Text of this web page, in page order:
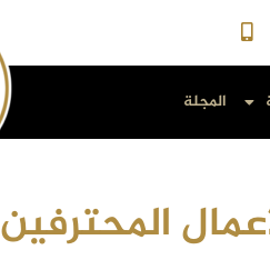
المجلة
المحترفين